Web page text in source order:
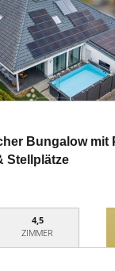
Bungalow mit
Stellplätze
4,5
ZIMMER